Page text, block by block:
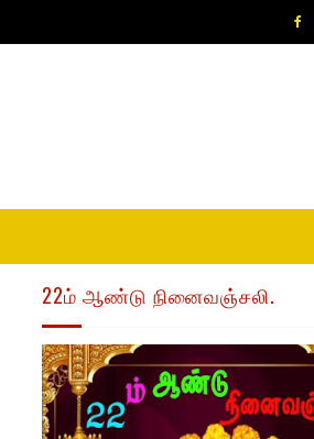
22ம் ஆண்டு நினைவஞ்சலி.